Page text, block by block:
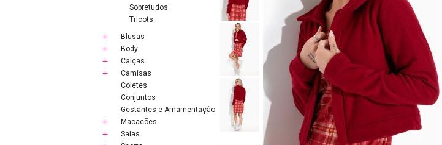
Sobretudos
Tricots
Blusas
Body
Calças
Camisas
Coletes
Conjuntos
Gestantes e Amamentação
Macacões
Saias